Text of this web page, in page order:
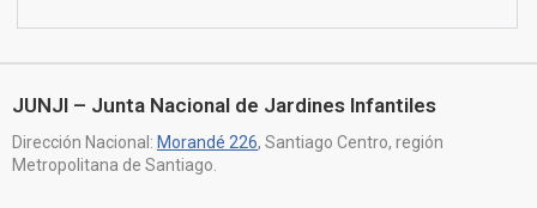
JUNJI – Junta Nacional de Jardines Infantiles
Dirección Nacional: Morandé 226, Santiago Centro, región
Metropolitana de Santiago.